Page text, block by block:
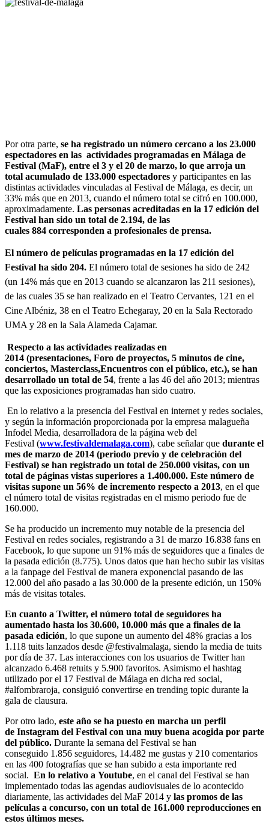
Por otra parte, se ha registrado un número cercano a los 23.000
espectadores en las actividades programadas en Málaga de
Festival (MaF), entre el 3 y el 20 de marzo, lo que arroja un
total acumulado de 133.000 espectadores y participantes en las
distintas actividades vinculadas al Festival de Málaga, es decir, un
33% más que en 2013, cuando el número total se cifró en 100.000,
aproximadamente. Las personas acreditadas en la 17 edición del
Festival han sido un total de 2.194, de las
cuales 884 corresponden a profesionales de prensa.
El número de películas programadas en la 17 edición del
Festival ha sido 204. El número total de sesiones ha sido de 242
(un 14% más que en 2013 cuando se alcanzaron las 211 sesiones),
de las cuales 35 se han realizado en el Teatro Cervantes, 121 en el
Cine Albéniz, 38 en el Teatro Echegaray, 20 en la Sala Rectorado
UMA y 28 en la Sala Alameda Cajamar.
Respecto a las actividades realizadas en
2014 (presentaciones, Foro de proyectos, 5 minutos de cine,
conciertos, Masterclass,Encuentros con el público, etc.), se han
desarrollado un total de 54, frente a las 46 del año 2013; mientras
que las exposiciones programadas han sido cuatro.
En lo relativo a la presencia del Festival en internet y redes sociales,
y según la información proporcionada por la empresa malagueña
Infodel Media, desarrolladora de la página web del
Festival (www.festivaldemalaga.com), cabe señalar que durante el
mes de marzo de 2014 (periodo previo y de celebración del
Festival) se han registrado un total de 250.000 visitas, con un
total de páginas vistas superiores a 1.400.000. Este número de
visitas supone un 56% de incremento respecto a 2013, en el que
el número total de visitas registradas en el mismo periodo fue de
160.000.
Se ha producido un incremento muy notable de la presencia del
Festival en redes sociales, registrando a 31 de marzo 16.838 fans en
Facebook, lo que supone un 91% más de seguidores que a finales de
la pasada edición (8.775). Unos datos que han hecho subir las visitas
a la fanpage del Festival de manera exponencial pasando de las
12.000 del año pasado a las 30.000 de la presente edición, un 150%
más de visitas totales.
En cuanto a Twitter, el número total de seguidores ha
aumentado hasta los 30.600, 10.000 más que a finales de la
pasada edición, lo que supone un aumento del 48% gracias a los
1.118 tuits lanzados desde @festivalmalaga, siendo la media de tuits
por día de 37. Las interacciones con los usuarios de Twitter han
alcanzado 6.468 retuits y 5.900 favoritos. Asimismo el hashtag
utilizado por el 17 Festival de Málaga en dicha red social,
#alfombraroja, consiguió convertirse en trending topic durante la
gala de clausura.
Por otro lado, este año se ha puesto en marcha un perfil
de Instagram del Festival con una muy buena acogida por parte
del público. Durante la semana del Festival se han
conseguido 1.856 seguidores, 14.482 me gustas y 210 comentarios
en las 400 fotografías que se han subido a esta importante red
social. En lo relativo a Youtube, en el canal del Festival se han
implementado todas las agendas audiovisuales de lo acontecido
diariamente, las actividades del MaF 2014 y las promos de las
películas a concurso, con un total de 161.000 reproducciones en
estos últimos meses.